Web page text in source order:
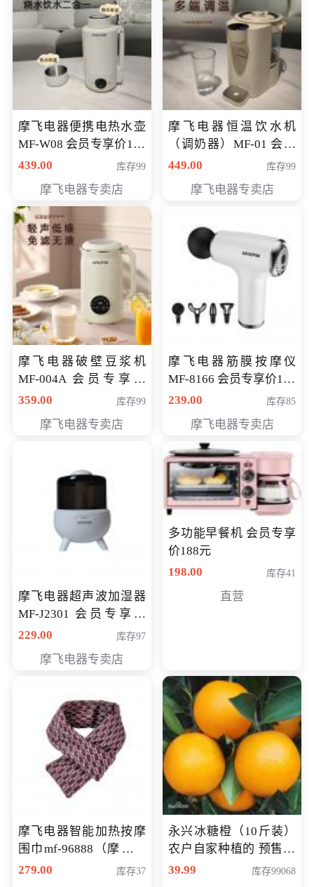
摩飞电器便携电热水壶
MF-W08 会员专享价198
元
439.00 库存99
摩飞电器专卖店
摩飞电器恒温饮水机
（调奶器）MF-01 会员
专享价366元
449.00 库存99
摩飞电器专卖店
摩飞电器破壁豆浆机
MF-004A 会员专享价
168元
359.00 库存99
摩飞电器专卖店
摩飞电器筋膜按摩仪
MF-8166 会员专享价168
元
239.00 库存85
摩飞电器专卖店
摩飞电器超声波加湿器
MF-J2301 会员专享价
168元
229.00 库存97
摩飞电器专卖店
多功能早餐机 会员专享
价188元
198.00
库存41
直营
摩飞电器智能加热按摩
围巾mf-96888（摩飞电
器智能加热按摩围脖mf-
279.00 库存37
永兴冰糖橙（10斤装）
农户自家种植的 预售10
万斤 会员包邮专享价
39.99 库存99068